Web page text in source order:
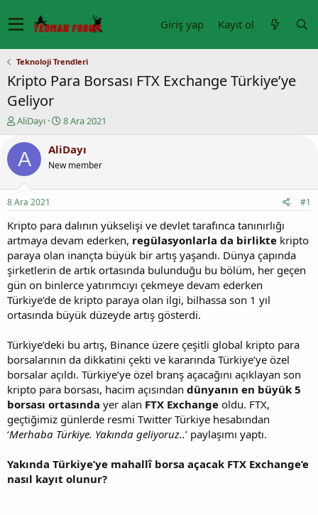
Giriş yap Kayıt ol
Teknoloji Trendleri
Kripto Para Borsası FTX Exchange Türkiye’ye
Geliyor
K
o
n
u
y
b
a
ş
l
a
t
a
n
AliDayı
B
ş
a
ç
a
r
i
h
i
8 Ara 2021
A AliDayı
New member
8 Ara 2021 #1
Kripto para dalının yükselişi ve devlet tarafınca tanınırlığı
artmaya devam ederken, regülasyonlarla da birlikte kripto
paraya olan inançta büyük bir artış yaşandı. Dünya çapında
şirketlerin de artık ortasında bulunduğu bu bölüm, her geçen
gün on binlerce yatırımcıyı çekmeye devam ederken
Türkiye’de de kripto paraya olan ilgi, bilhassa son 1 yıl
ortasında büyük düzeyde artış gösterdi.
Türkiye’deki bu artış, Binance üzere çeşitli global kripto para
borsalarının da dikkatini çekti ve kararında Türkiye’ye özel
borsalar açıldı. Türkiye’ye özel branş açacağını açıklayan son
kripto para borsası, hacim açısından dünyanın en büyük 5
borsası ortasında yer alan FTX Exchange oldu. FTX,
geçtiğimiz günlerde resmi Twitter Türkiye hesabından
‘Merhaba Türkiye. Yakında geliyoruz..’ paylaşımı yaptı.
Yakında Türkiye’ye mahallî borsa açacak FTX Exchange’e
nasıl kayıt olunur?